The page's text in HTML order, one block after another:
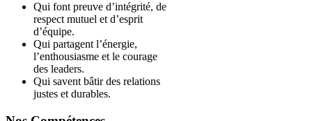
Qui font preuve d’intégrité, de
respect mutuel et d’esprit
d’équipe.
Qui partagent l’énergie,
l’enthousiasme et le courage
des leaders.
Qui savent bâtir des relations
justes et durables.